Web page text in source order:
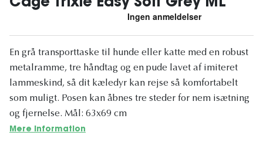
Cage Trixie Easy Soft Grey ML
En grå transporttaske til hunde eller katte med en robust
metalramme, tre håndtag og en pude lavet af imiteret
lammeskind, så dit kæledyr kan rejse så komfortabelt
som muligt. Posen kan åbnes tre steder for nem isætning
og fjernelse. Mål: 63x69 cm
Mere information